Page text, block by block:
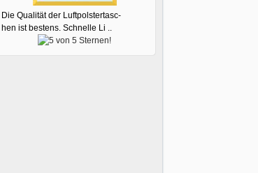
Die Qualität der Luftpolstertasc-
hen ist bestens. Schnelle Li ..